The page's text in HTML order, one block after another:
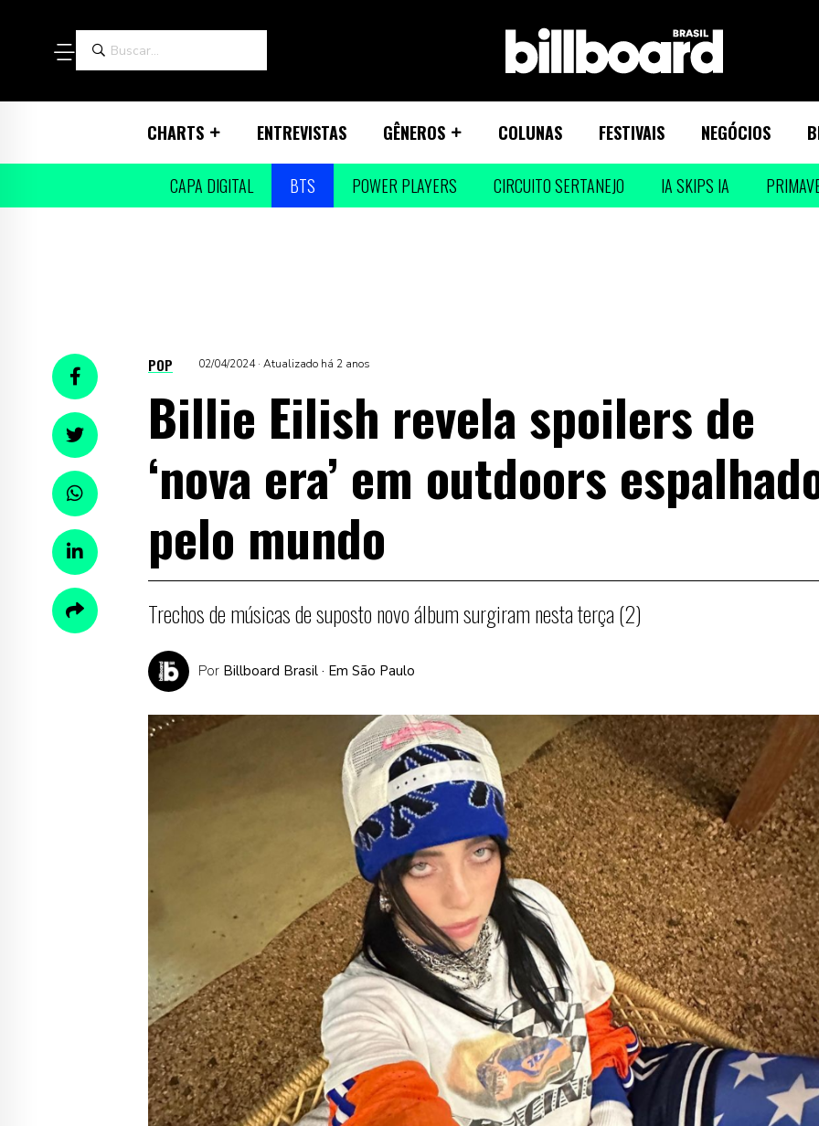
CHARTS ENTREVISTAS GÊNEROS COLUNAS FESTIVAIS NEGÓCIOS
CAPA DIGITAL BTS POWER PLAYERS CIRCUITO SERTANEJO IA SKIPS IA
POP 02/04/2024 · Atualizado há 2 anos
Billie Eilish revela spoilers de
‘nova era’ em outdoors
pelo mundo
Trechos de músicas de suposto novo álbum surgiram nesta terça (2)
Por Billboard Brasil · Em São Paulo